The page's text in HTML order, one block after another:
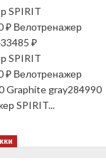
SPIRIT
₽ Велотренажер
₽
SPIRIT
₽ Велотренажер
Graphite gray284990
SPIRIT...